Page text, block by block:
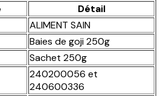
Détail
ALIMENT SAIN
Baies de goji 250g
Sachet 250g
240200056 et
240600336